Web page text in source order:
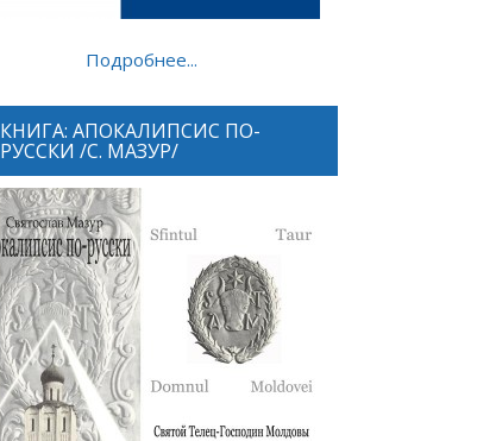
Подробнее...
КНИГА: АПОКАЛИПСИС ПО-
РУССКИ /С. МАЗУР/